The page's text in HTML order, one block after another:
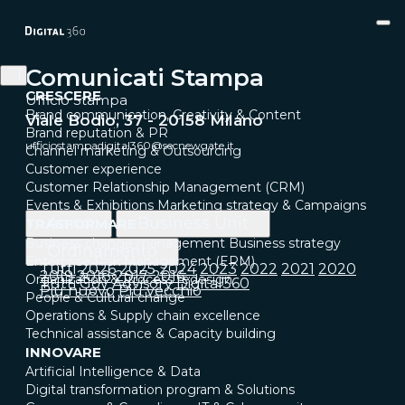
CRESCERE
Brand communication, Creativity & Content
Brand reputation & PR
Channel marketing & Outsourcing
Customer experience
Customer Relationship Management (CRM)
Events & Exhibitions Marketing strategy & Campaigns
TRASFORMARE
Business change management Business strategy
Enterprise Risk Management (ERM)
Organization & Process redesign
People & Cultural change
Operations & Supply chain excellence
Technical assistance & Capacity building
INNOVARE
Artificial Intelligence & Data
Digital transformation program & Solutions
Comunicati Stampa
Ufficio Stampa
Viale Bodio, 37 - 20158 Milano
ufficiostampadigital360@secnewgate.it
Tutti 2026 2025 2024 2023 2022 2021 2020
2019 2018 2017 2016
Tutti Gov Advisory Digital360
Più nuovo Più vecchio